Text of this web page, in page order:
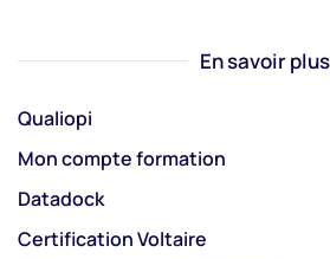
En savoir plus
Qualiopi
Mon compte formation
Datadock
Certification Voltaire